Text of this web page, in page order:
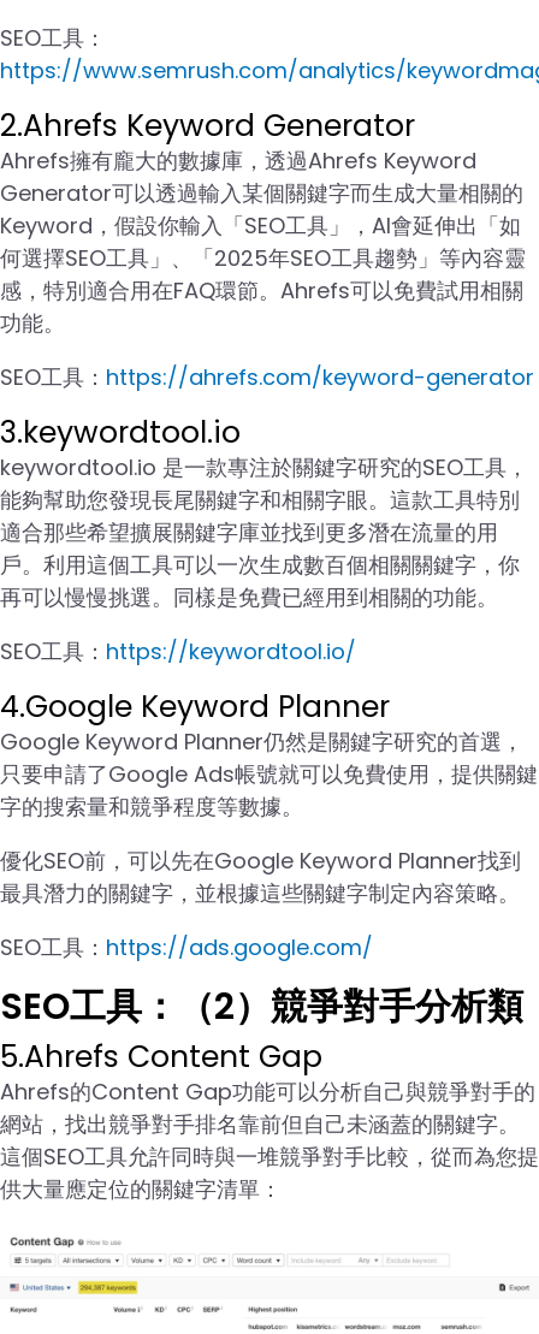
SEO工具：
https://www.semrush.com/analytics/
2.Ahrefs Keyword Generator
Ahrefs擁有龐大的數據庫，透過Ahrefs Keyword
Generator可以透過輸入某個關鍵字而生成大量相關的
Keyword，假設你輸入「SEO工具」，AI會延伸出「如
何選擇SEO工具」、「2025年SEO工具趨勢」等內容靈
感，特別適合用在FAQ環節。Ahrefs可以免費試用相關
功能。
SEO工具： https://ahrefs.com/keyword-generator
3.keywordtool.io
keywordtool.io 是一款專注於關鍵字研究的SEO工具，
能夠幫助您發現長尾關鍵字和相關字眼。這款工具特別
適合那些希望擴展關鍵字庫並找到更多潛在流量的用
戶。利用這個工具可以一次生成數百個相關關鍵字，你
再可以慢慢挑選。同樣是免費已經用到相關的功能。
SEO工具： https://keywordtool.io/
4.Google Keyword Planner
Google Keyword Planner仍然是關鍵字研究的首選，
只要申請了Google Ads帳號就可以免費使用，提供關鍵
字的搜索量和競爭程度等數據。
優化SEO前，可以先在Google Keyword Planner找到
最具潛力的關鍵字，並根據這些關鍵字制定內容策略。
SEO工具： https://ads.google.com/
SEO工具：（2）競爭對手分析類
5.Ahrefs Content Gap
Ahrefs的Content Gap功能可以分析自己與競爭對手的
網站，找出競爭對手排名靠前但自己未涵蓋的關鍵字。
這個SEO工具允許同時與一堆競爭對手比較，從而為您提
供大量應定位的關鍵字清單：